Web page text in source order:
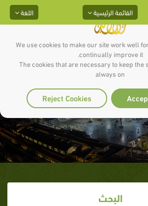
We use cookies to make our site work well
continually improve it.
The cookies that are necessary to keep the
always on
Reject Cookies
اللغة القائمة الرئيسية
غزوة بدر
البحث